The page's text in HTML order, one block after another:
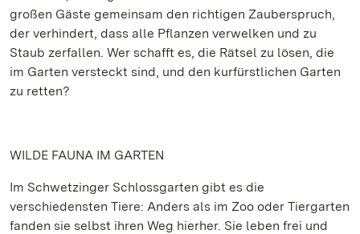
großen Gäste gemeinsam den richtigen Zauberspruch,
der verhindert, dass alle Pflanzen verwelken und zu
Staub zerfallen. Wer schafft es, die Rätsel zu lösen, die
im Garten versteckt sind, und den kurfürstlichen Garten
zu retten?
WILDE FAUNA IM GARTEN
Im Schwetzinger Schlossgarten gibt es die
verschiedensten Tiere: Anders als im Zoo oder Tiergarten
fanden sie selbst ihren Weg hierher. Sie leben frei und